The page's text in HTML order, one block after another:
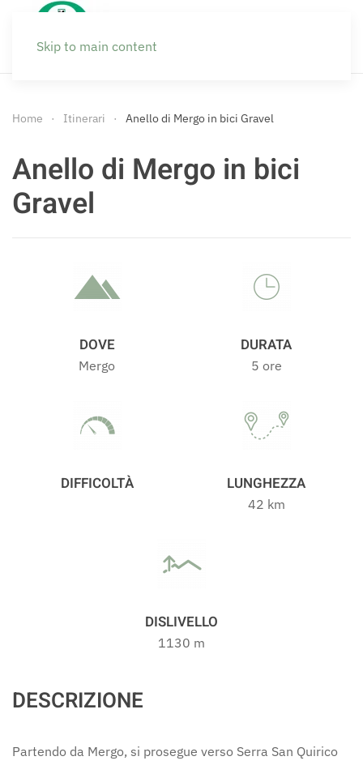
Skip to main content
Home Itinerari Anello di Mergo in bici Gravel
Anello di Mergo in bici
Gravel
DOVE
Mergo
DURATA
5 ore
DIFFICOLTÀ LUNGHEZZA
42 km
DISLIVELLO
1130 m
DESCRIZIONE
Partendo da Mergo, si prosegue verso Serra San Quirico